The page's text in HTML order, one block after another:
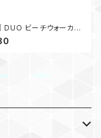
ビーチウォーカー
ー iT38